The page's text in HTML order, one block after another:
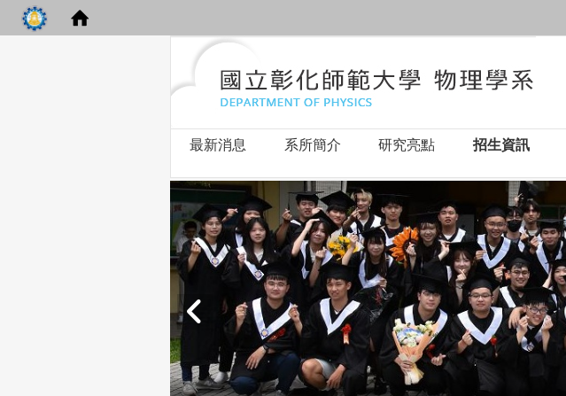
最新消息 系所簡介 研究亮點 招生資訊